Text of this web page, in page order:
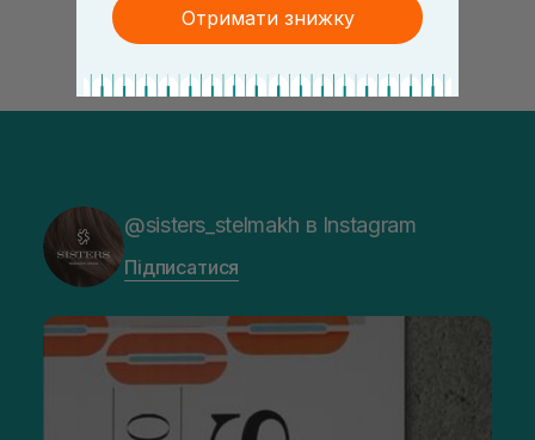
@sisters_stelmakh в Instagram
Підписатися
Отримати знижку